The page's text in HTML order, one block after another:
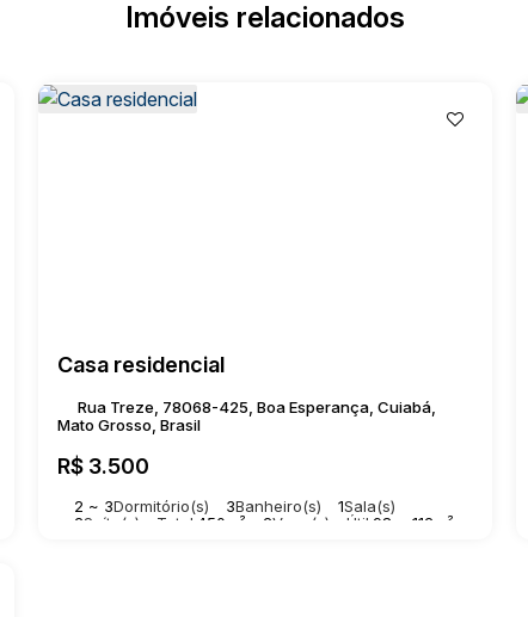
Imóveis relacionados
Casa residencial
R$3.500
Rua Treze, 78068-425, Boa Esperança, Cuiabá,
Mato Grosso, Brasil
2 ~ 3Dormitório(s) 3Banheiro(s) 1Sala(s)
2Suíte(s) Total: 450m² 2Vaga(s) Útil: 98 ~ 112m²